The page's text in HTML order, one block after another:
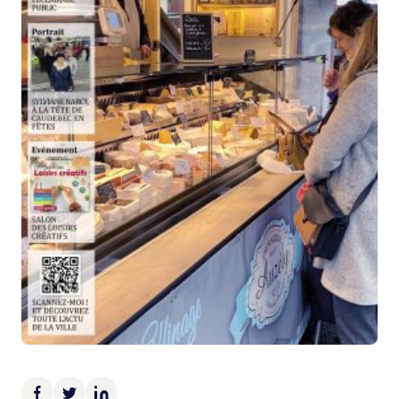
Demande d’Occupation du Domaine Public
Sécurité tranquillité
Police municipale
Pré-plainte en ligne
Tranquillité vacances
Vidéoprotection
Aide à l’installation d’alarmes
Horaires pour le bricolage et le jardinage
Infos pratiques
Plan de Ville
Numéros d’urgence
Location de salles
Annuaire des services publics
DÉCOUVRIR SORTIR